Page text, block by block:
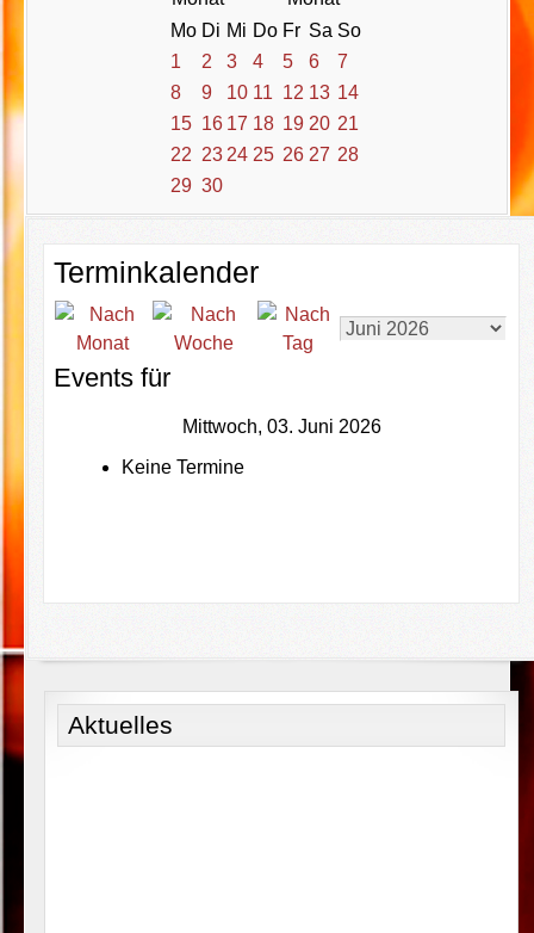
Mo Di Mi Do Fr Sa So
1
2 3 4 5 6
7
8
9 10 11 12 13 14
15 16 17 18 19 20 21
22 23 24 25 26 27 28
29 30
Terminkalender
Events für
Mittwoch, 03. Juni 2026
Keine Termine
Aktuelles